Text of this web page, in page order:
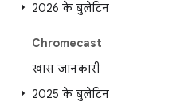
2026 के बुलेटिन
Chromecast
खास जानकारी
2025 के बुलेटिन